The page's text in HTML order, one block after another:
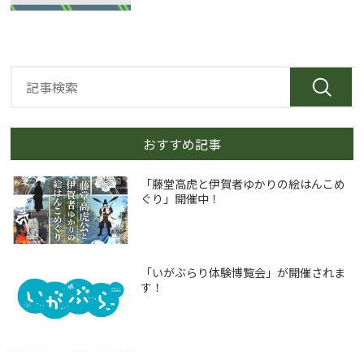
おすすめ記事
「藤堂高虎と伊賀者ゆかりの絵はんこめ
ぐり」開催中！
「いがぶらり体験博覧会」が開催されま
す！